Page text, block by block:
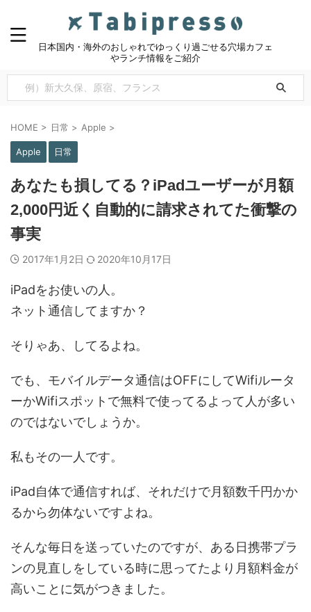
日本国内・海外のおしゃれでゆっくり過ごせる穴場カフェ
やランチ情報をご紹介
HOME > 日常 > Apple >
Apple 日常
あなたも損してる？iPadユーザーが月額
2,000円近く自動的に請求されてた衝撃の
事実
2017年1月2日 2020年10月17日
iPadをお使いの人。
ネット通信してますか？
そりゃあ、してるよね。
でも、モバイルデータ通信はOFFにしてWifiルータ
ーかWifiスポットで無料で使ってるよって人が多い
のではないでしょうか。
私もその一人です。
iPad自体で通信すれば、それだけで月額数千円かか
るから勿体ないですよね。
そんな毎日を送っていたのですが、ある日携帯プラ
ンの見直しをしている時に思ってたより月額料金が
高いことに気がつきました。